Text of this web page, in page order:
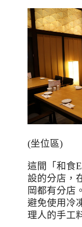
(坐位區)
這間「和食
設的分店，
岡都有分店
避免使用冷
理人的手工